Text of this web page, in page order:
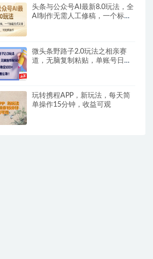
头条与公众号AI最新8.0玩法，全
AI制作无需人工修稿，一个标题
微头条野路子2.0玩法之相亲赛
道，无脑复制粘贴，单账号日稳
玩转携程APP，新玩法，每天简
单操作15分钟，收益可观